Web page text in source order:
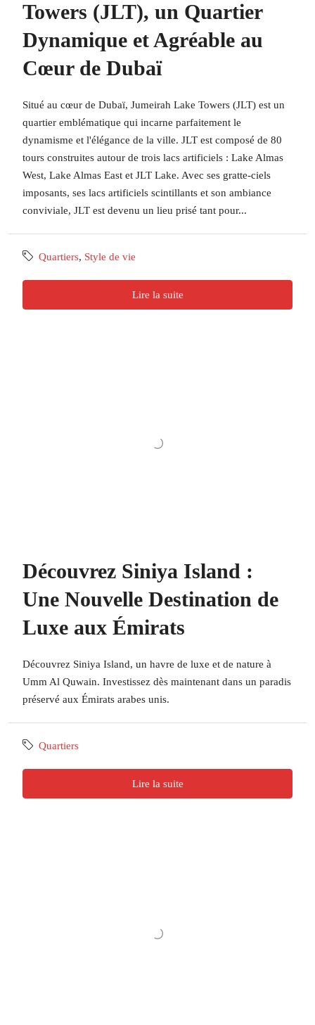
Towers (JLT), un Quartier
Dynamique et Agréable au
Cœur de Dubaï
Situé au cœur de Dubaï, Jumeirah Lake Towers (JLT) est un
quartier emblématique qui incarne parfaitement le
dynamisme et l'élégance de la ville. JLT est composé de 80
tours construites autour de trois lacs artificiels : Lake Almas
West, Lake Almas East et JLT Lake. Avec ses gratte-ciels
imposants, ses lacs artificiels scintillants et son ambiance
conviviale, JLT est devenu un lieu prisé tant pour...
Quartiers, Style de vie
Lire la suite
Découvrez Siniya Island :
Une Nouvelle Destination de
Luxe aux Émirats
Découvrez Siniya Island, un havre de luxe et de nature à
Umm Al Quwain. Investissez dès maintenant dans un paradis
préservé aux Émirats arabes unis.
Quartiers
Lire la suite